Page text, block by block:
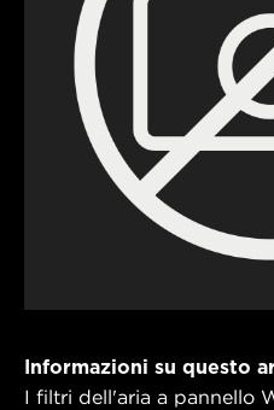
Informazioni su questo
I filtri dell'aria a pannello